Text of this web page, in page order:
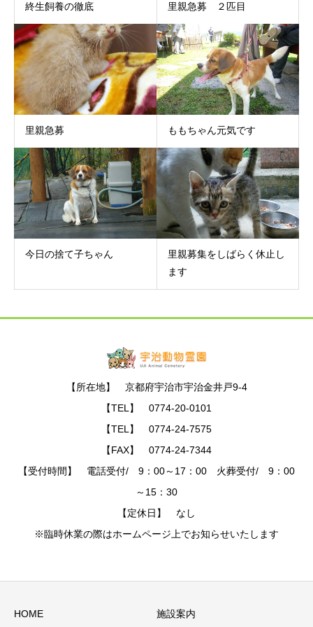
終生飼養の徹底 里親急募 ２匹目
里親急募 ももちゃん元気です
今日の捨て子ちゃん
里親募集をしばらく休止し
ます
【所在地】 京都府宇治市宇治金井戸9-4
【TEL】 0774-20-0101
【TEL】 0774-24-7575
【FAX】 0774-24-7344
【受付時間】 電話受付/ 9：00～17：00 火葬受付/ 9：00
～15：30
【定休日】 なし
※臨時休業の際はホームページ上でお知らせいたします
HOME 施設案内